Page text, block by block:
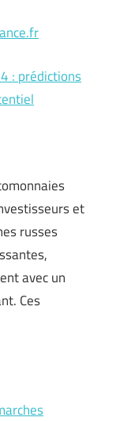
: prédictions
et
russes
avec un
Ces